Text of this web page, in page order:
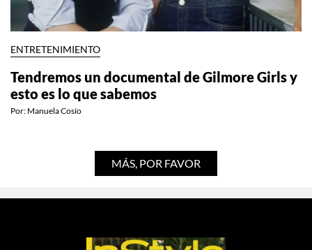
ENTRETENIMIENTO
Tendremos un documental de Gilmore Girls y
esto es lo que sabemos
Por: Manuela Cosío
MÁS, POR FAVOR